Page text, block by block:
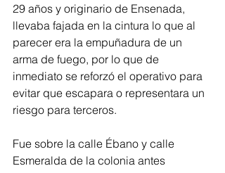
29 años y originario de Ensenada,
llevaba fajada en la cintura lo que al
parecer era la empuñadura de un
arma de fuego, por lo que de
inmediato se reforzó el operativo para
evitar que escapara o representara un
riesgo para terceros.
Fue sobre la calle Ébano y calle
Esmeralda de la colonia antes